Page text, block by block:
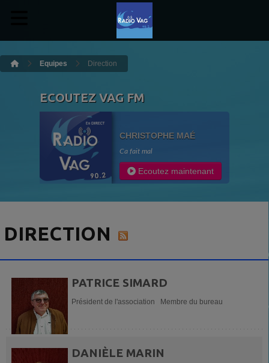
Equipes Direction
ECOUTEZ VAG FM
CHRISTOPHE MAÉ
Ca fait mal
Ecoutez maintenant
DIRECTION
PATRICE SIMARD
Président de l'association Membre du bureau
DANIÈLE MARIN